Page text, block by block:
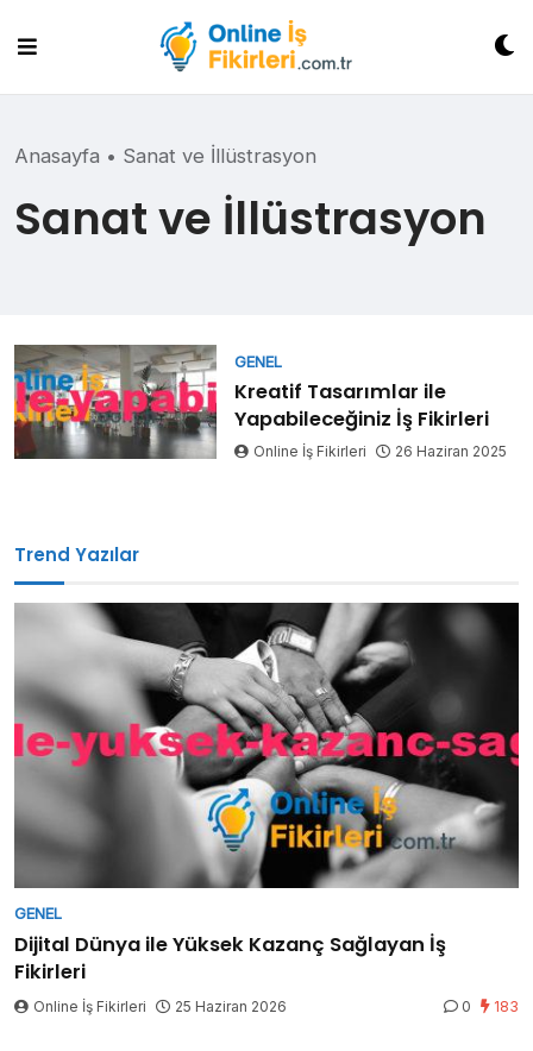
content
Anasayfa • Sanat ve İllüstrasyon
Sanat ve İllüstrasyon
GENEL
Kreatif Tasarımlar ile
Yapabileceğiniz İş Fikirleri
Online İş Fikirleri 26 Haziran 2025
Trend Yazılar
GENEL
Dijital Dünya ile Yüksek Kazanç Sağlayan İş
Fikirleri
Online İş Fikirleri 25 Haziran 2026 0 183